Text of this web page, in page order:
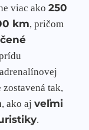
viac ako 250
km, pričom
zostavená tak,
, ako aj veľmi
.